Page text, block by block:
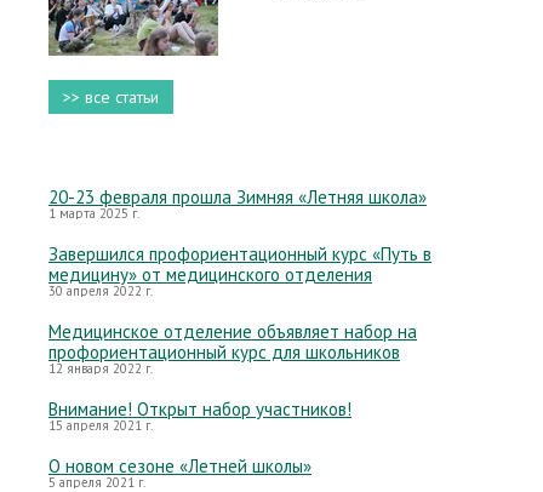
>> все статьи
20-23 февраля прошла Зимняя «Летняя школа»
1 марта 2025 г.
Завершился профориентационный курс «Путь в
медицину» от медицинского отделения
30 апреля 2022 г.
Медицинское отделение объявляет набор на
профориентационный курс для школьников
12 января 2022 г.
Внимание! Открыт набор участников!
15 апреля 2021 г.
О новом сезоне «Летней школы»
5 апреля 2021 г.